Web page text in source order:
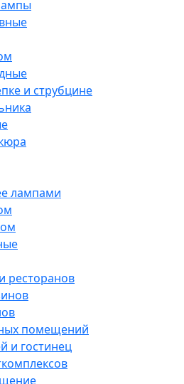
и струбцине
лампами
ресторанов
помещений
и гостинец